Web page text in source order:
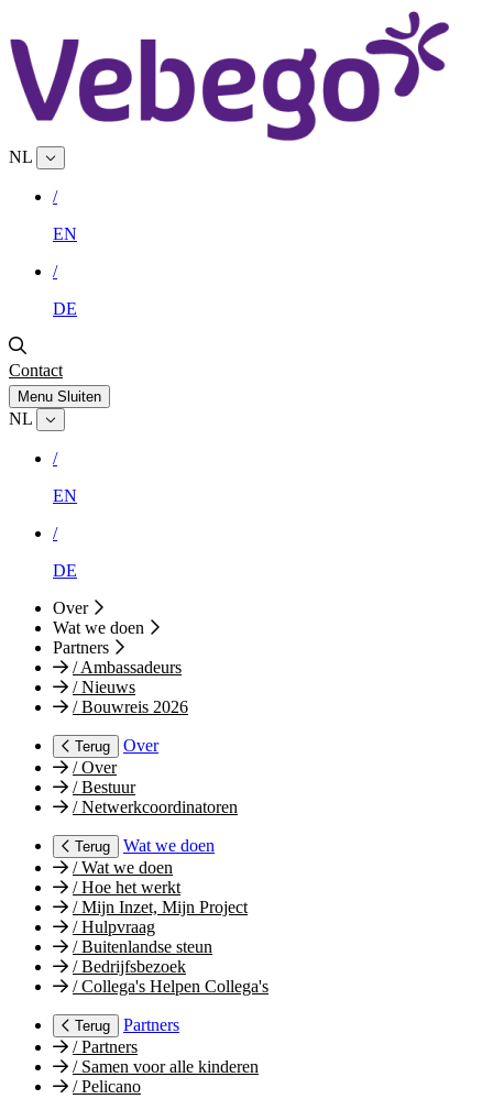
NL
/
EN
/
DE
Contact
Menu Sluiten
NL
/
EN
/
DE
Over
Wat we doen
Partners
/Ambassadeurs
/Nieuws
/Bouwreis 2026
Terug
Over
/Over
/Bestuur
/Netwerkcoordinatoren
Terug
Wat we doen
/Wat we doen
/Hoe het werkt
/Mijn Inzet, Mijn Project
/Hulpvraag
/Buitenlandse steun
/Bedrijfsbezoek
/Collega's Helpen Collega's
Terug
Partners
/Partners
/Samen voor alle kinderen
/Pelicano